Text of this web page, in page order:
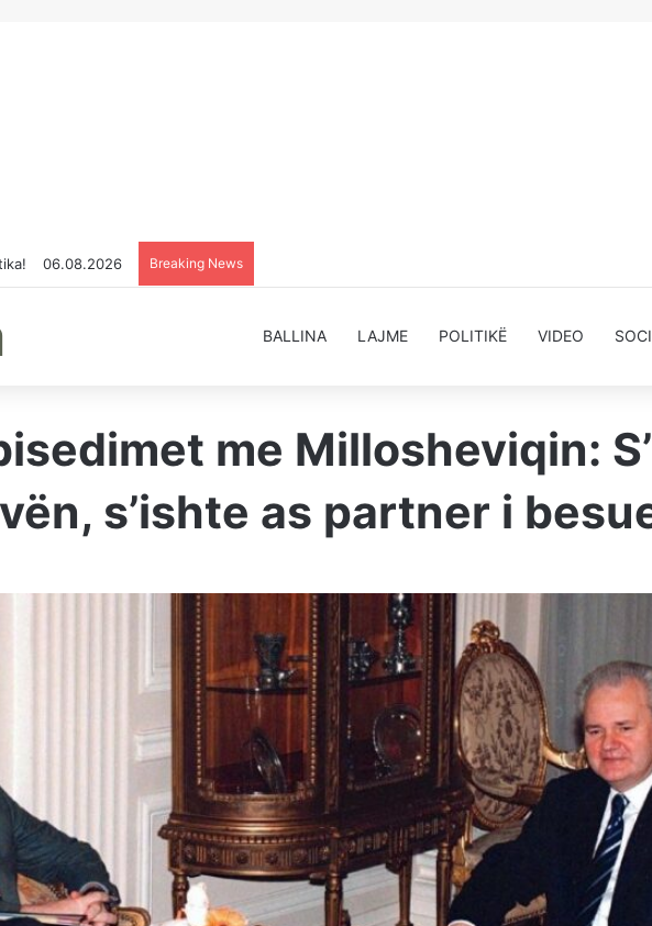
06.08.2026 Breaking News
BALLINA LAJME POLITIKË VIDEO
me Millosheviqin:
s’ishte as partner i